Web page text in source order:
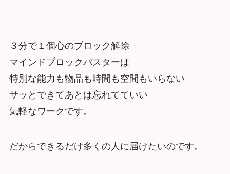
３分で１個心のブロック解除
マインドブロックバスターは
特別な能力も物品も時間も空間もいらない
サッとできてあとは忘れてていい
気軽なワークです。
だからできるだけ多くの人に届けたいのです。